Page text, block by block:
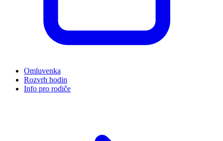
Omluvenka
Rozvrh hodin
Info pro rodiče